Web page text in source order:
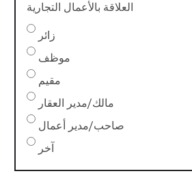
العلاقة بالأعمال التجارية
زائر
موظف
مقيم
مالك/مدير العقار
صاحب/مدير أعمال
آخر